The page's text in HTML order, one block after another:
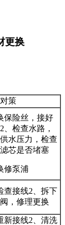
更换
策
保险丝，接好
、检查水路，
水压力，检查
芯是否堵塞
修泵浦
查接线2、拆下
，修理更换
新接线2、清洗